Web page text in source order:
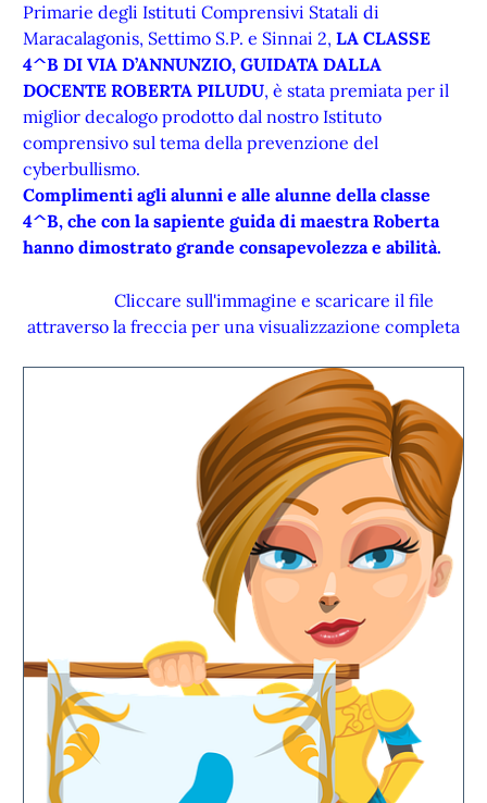
Primarie degli Istituti Comprensivi Statali di
Maracalagonis, Settimo S.P. e Sinnai 2, LA CLASSE
4^B DI VIA D’ANNUNZIO, GUIDATA DALLA
DOCENTE ROBERTA PILUDU, è stata premiata per il
miglior decalogo prodotto dal nostro Istituto
comprensivo sul tema della prevenzione del
cyberbullismo.
Complimenti agli alunni e alle alunne della classe
4^B, che con la sapiente guida di maestra Roberta
hanno dimostrato grande consapevolezza e abilità.
Cliccare sull'immagine e scaricare il file
attraverso la freccia per una visualizzazione completa